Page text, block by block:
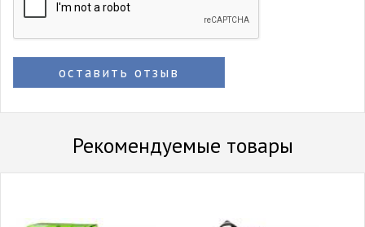
оставить отзыв
Рекомендуемые товары